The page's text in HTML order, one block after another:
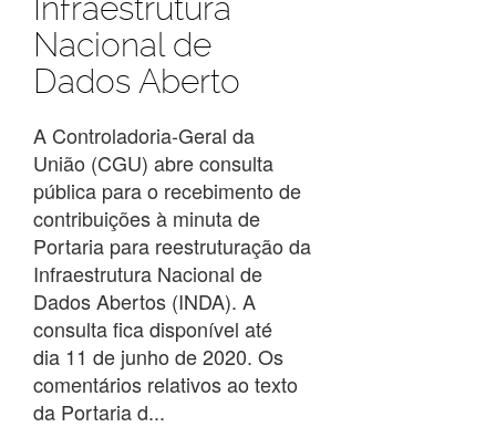
Infraestrutura
Nacional de
Dados Aberto
A Controladoria-Geral da
União (CGU) abre consulta
pública para o recebimento de
contribuições à minuta de
Portaria para reestruturação da
Infraestrutura Nacional de
Dados Abertos (INDA). A
consulta fica disponível até
dia 11 de junho de 2020. Os
comentários relativos ao texto
da Portaria d...